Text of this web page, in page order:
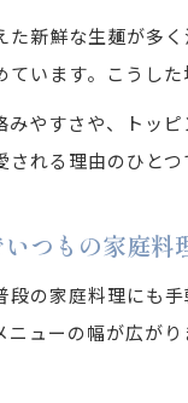
た新鮮な生麺が多
ています。こうし
みやすさや、トッ
れる理由のひとつ
つもの家庭料
段の家庭料理にも
ニューの幅が広が